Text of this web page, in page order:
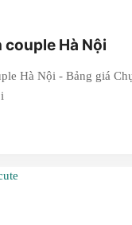
couple Hà Nội
Hà Nội - Bảng giá